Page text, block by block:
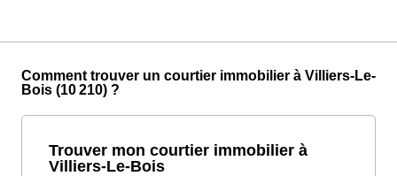
Comment trouver un courtier immobilier à Villiers-Le-
Bois (10 210) ?
Trouver mon courtier immobilier à
Villiers-Le-Bois